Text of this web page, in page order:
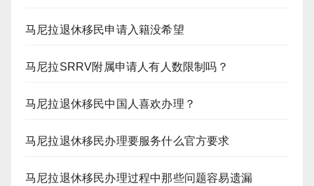
马尼拉退休移民申请入籍没希望
马尼拉SRRV附属申请人有人数限制吗？
马尼拉退休移民中国人喜欢办理？
马尼拉退休移民办理要服务什么官方要求
马尼拉退休移民办理过程中那些问题容易遗漏